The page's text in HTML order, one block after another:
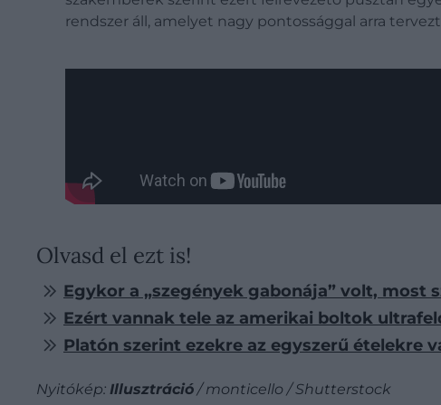
rendszer áll, amelyet nagy pontossággal arra
Olvasd el ezt is!
Egykor a „szegények gabonája” volt, most
Ezért vannak tele az amerikai boltok
Platón szerint ezekre az egyszerű ételekre
Nyitókép: Illusztráció / monticello / Shutterstock